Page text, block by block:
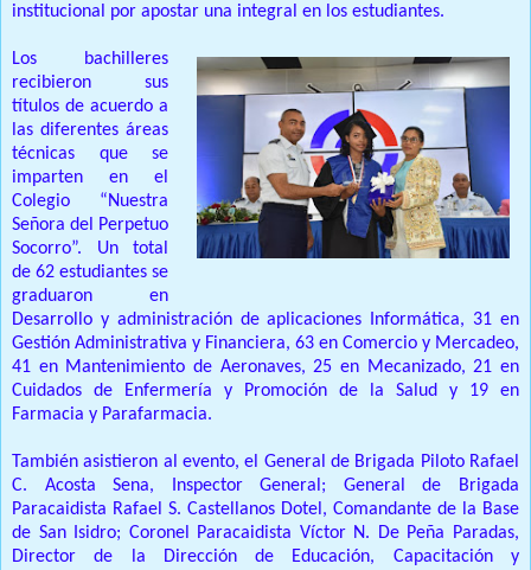
institucional por apostar una integral en los estudiantes.
Los bachilleres
recibieron sus
títulos de acuerdo a
las diferentes áreas
técnicas que se
imparten en el
Colegio “Nuestra
Señora del Perpetuo
Socorro”. Un total
de 62 estudiantes se
graduaron en
Desarrollo y administración de aplicaciones Informática, 31 en
Gestión Administrativa y Financiera, 63 en Comercio y Mercadeo,
41 en Mantenimiento de Aeronaves, 25 en Mecanizado, 21 en
Cuidados de Enfermería y Promoción de la Salud y 19 en
Farmacia y Parafarmacia.
También asistieron al evento, el General de Brigada Piloto Rafael
C. Acosta Sena, Inspector General; General de Brigada
Paracaidista Rafael S. Castellanos Dotel, Comandante de la Base
de San Isidro; Coronel Paracaidista Víctor N. De Peña Paradas,
Director de la Dirección de Educación, Capacitación y